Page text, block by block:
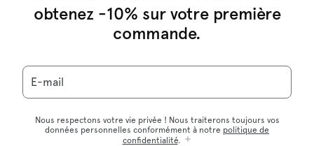
obtenez -10% sur votre première
commande.
E-mail
Nous respectons votre vie privée ! Nous traiterons toujours vos
données personnelles conformément à notre politique de
confidentialité.